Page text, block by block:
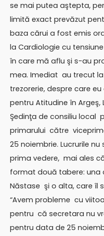
se mai putea aştepta,
limită exact prevăzut
baza cărui a fost emis
la Cardiologie cu
în care mă aflu şi s-au
mea. Imediat au trecut
trezorerie, despre care
pentru Atitudine în Argeş,
Şedinţa de consiliu local
primarului către
25 noiembrie. Lucrurile
prima vedere, mai ales
format două tabere: una
Năstase şi o alta, care îl
“Avem probleme cu
pentru că secretara nu
pentru data de 25